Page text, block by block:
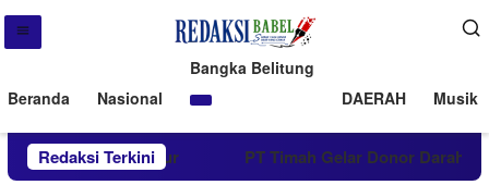
Beranda Nasional
Bangka Belitung
DAERAH
Musik
Redaksi Terkini
Warga Kundur PT Timah Gelar Donor Darah di